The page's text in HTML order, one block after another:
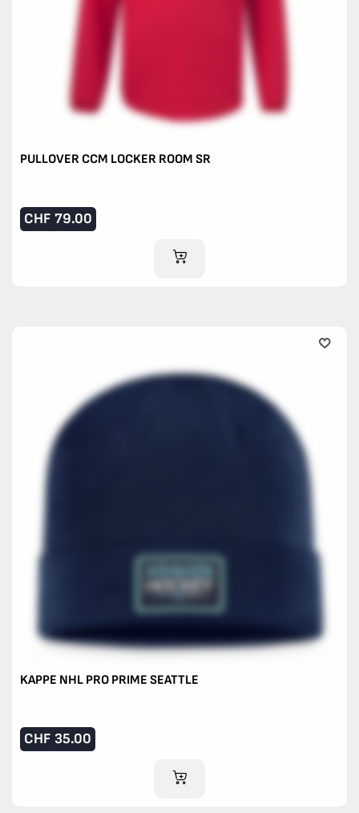
PULLOVER CCM LOCKER ROOM SR
CHF 79.00
IM WARENKORB
KAPPE NHL PRO PRIME SEATTLE
CHF 35.00
IM WARENKORB